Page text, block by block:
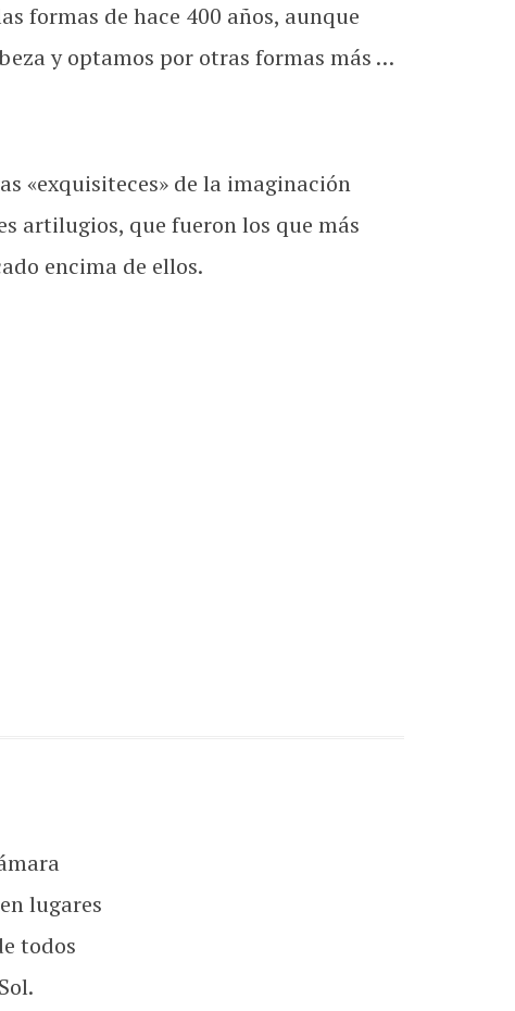
formas de hace 400 años, aunque
y optamos por otras formas más …
«exquisiteces» de la imaginación
artilugios, que fueron los que más
encima de ellos.
lugares
todos